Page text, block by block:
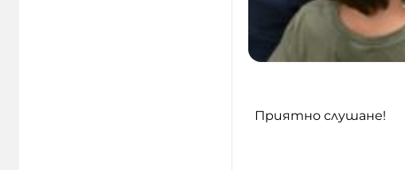
Приятно слушане!